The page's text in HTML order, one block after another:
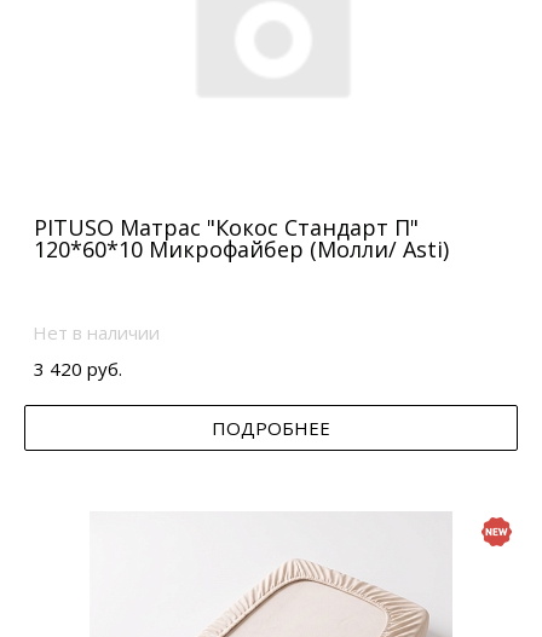
PITUSO Матрас "Кокос Стандарт П"
120*60*10 Микрофайбер (Молли/ Asti)
Нет в наличии
3 420 руб.
ПОДРОБНЕЕ